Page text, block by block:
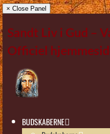
× Close Panel
Sandt Liv i Gud –
Officiel
BUDSKABERNE